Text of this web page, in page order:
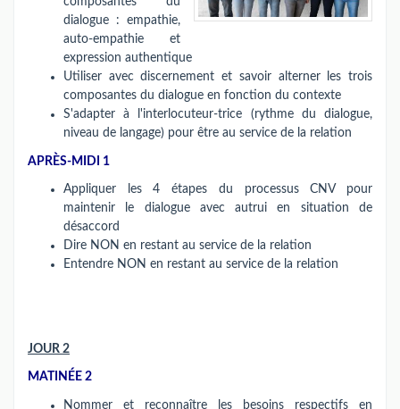
dialogue : empathie,
auto-empathie et
expression authentique
Utiliser avec discernement et savoir alterner les trois
composantes du dialogue en fonction du contexte
S'adapter à l'interlocuteur-trice (rythme du dialogue,
niveau de langage) pour être au service de la relation
APRÈS-MIDI 1
Appliquer les 4 étapes du processus CNV pour
maintenir le dialogue avec autrui en situation de
désaccord
Dire NON en restant au service de la relation
Entendre NON en restant au service de la relation
JOUR 2
MATINÉE 2
Nommer et reconnaître les besoins respectifs en